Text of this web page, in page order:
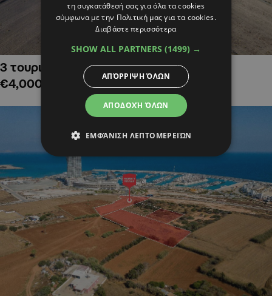
3 τουριστικά χωράφια στην Αλαμινό,
€4,000,000
τη συγκατάθεσή σας για όλα τα cookies
σύμφωνα με την Πολιτική μας για τα cookies.
Διαβάστε περισσότερα
SHOW ALL PARTNERS (1499) →
ΑΠΟΔΟΧΉ ΌΛΩΝ
ΑΠΌΡΡΙΨΗ ΌΛΩΝ
ΕΜΦΆΝΙΣΗ ΛΕΠΤΟΜΕΡΕΙΏΝ